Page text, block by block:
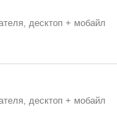
десктоп + мобайл
десктоп + мобайл